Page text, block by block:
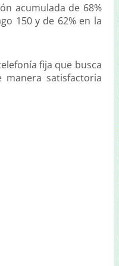
acumulada de 68%
150 y de 62% en la
fija que busca
satisfactoria